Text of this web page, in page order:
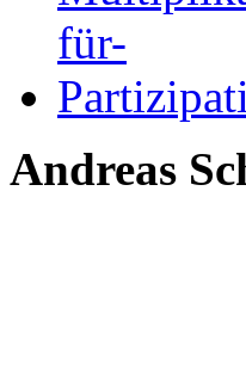
Andreas